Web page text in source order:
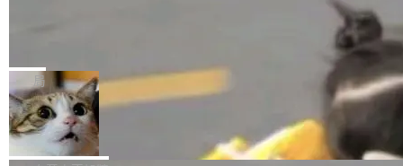
是把这段空隙补上。 回退到任何一次编辑：Delt
aDB 捕获 commit 之间的每一次操作，...
微软同期总资本开支的四成。 与亚马逊、Alpha
bet、微软以及 Meta 等传统科技巨头相比，Spa
ceXAI的资金消耗速度尤为引人瞩目。然而，支
撑庞大支出的资金来源却呈现出截然不同的面
貌。数据显示，微软和 Meta 主要依托充沛的经
一个在终端里运行的编程 agent；Muse Spark
1.2，驱动这个 agent 的新模型。一句话概括：
你可以用 curl -fsSL https://dev.meta.ai/install.
sh | bash 安装一个能在大项目里自动规划、写
局
美团开源 LoHoSearch，用知识图谱校
准 AI 能力认知
机器出题的前提，是让机器拥有全局视野。整个